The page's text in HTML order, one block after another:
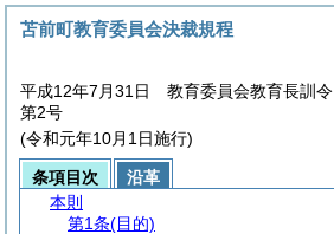
苫前町教育委員会決裁規程
平成12年7月31日 教育委員会教育長訓令
第2号
(令和元年10月1日施行)
条項目次
沿革
本則
第1条(目的)